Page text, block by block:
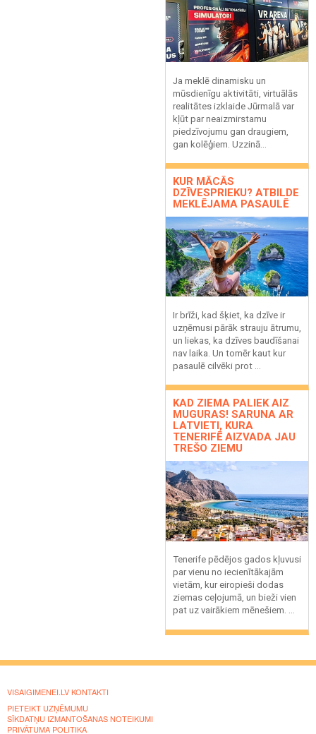
Ja meklē dinamisku un
mūsdienīgu aktivitāti, virtuālās
realitātes izklaide Jūrmalā var
kļūt par neaizmirstamu
piedzīvojumu gan draugiem,
gan kolēģiem. Uzzinā...
KUR MĀCĀS
DZĪVESPRIEKU? ATBILDE
MEKLĒJAMA PASAULĒ
Ir brīži, kad šķiet, ka dzīve ir
uzņēmusi pārāk strauju ātrumu,
un liekas, ka dzīves baudīšanai
nav laika. Un tomēr kaut kur
pasaulē cilvēki prot ...
KAD ZIEMA PALIEK AIZ
MUGURAS! SARUNA AR
LATVIETI, KURA
TENERIFĒ AIZVADA JAU
TREŠO ZIEMU
Tenerife pēdējos gados kļuvusi
par vienu no iecienītākajām
vietām, kur eiropieši dodas
ziemas ceļojumā, un bieži vien
pat uz vairākiem mēnešiem. ...
VISAIGIMENEI.LV KONTAKTI
PIETEIKT UZŅĒMUMU
SĪKDATŅU IZMANTOŠANAS NOTEIKUMI
PRIVĀTUMA POLITIKA